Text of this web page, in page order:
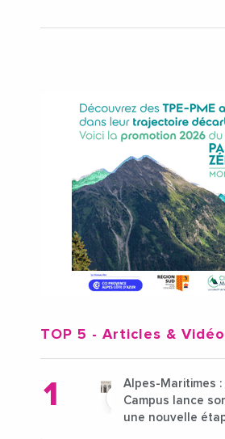
TOP 5 - Articles &
Alpes-Maritimes :
Campus lance
une nouvelle